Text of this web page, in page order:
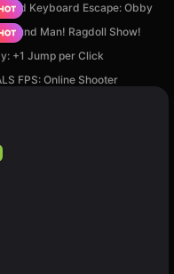
Keyboard Escape: Obby
Man! Ragdoll Show!
+1 Jump per Click
FPS: Online Shooter